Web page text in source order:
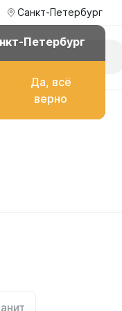
Санкт-Петербург
Петербург
Да, всё
верно
топлива